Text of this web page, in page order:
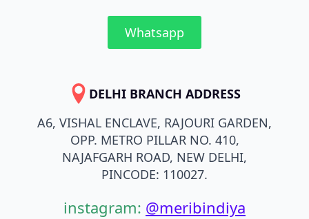
Whatsapp
DELHI BRANCH ADDRESS
A6, VISHAL ENCLAVE, RAJOURI GARDEN,
OPP. METRO PILLAR NO. 410,
NAJAFGARH ROAD, NEW DELHI,
PINCODE: 110027.
instagram: @meribindiya